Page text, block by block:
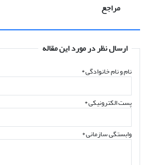
مراجع
ارسال نظر در مورد این مقاله
نام و نام خانوادگی*
پست الکترونیکی*
وابستگی سازمانی *